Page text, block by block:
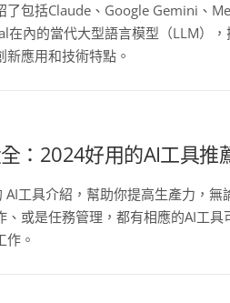
了包括Claude、Google Gemini、
在內的當代大型語言模型（LLM）
新應用和技術特點。
：2024好用的AI工具推
工具介紹，幫助你提高生產力，無
、或是任務管理，都有相應的AI工具
作。